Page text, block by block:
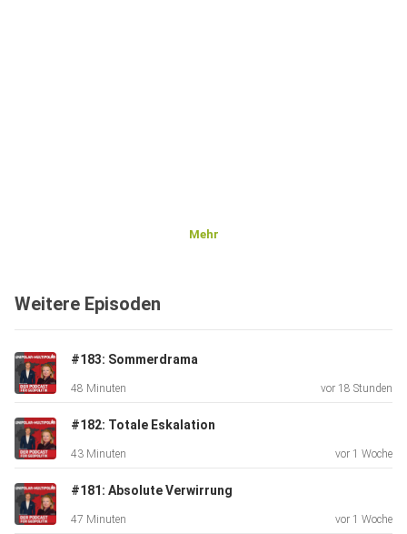
Mehr
Weitere Episoden
#183: Sommerdrama
48 Minuten vor 18 Stunden
#182: Totale Eskalation
43 Minuten vor 1 Woche
#181: Absolute Verwirrung
47 Minuten vor 1 Woche